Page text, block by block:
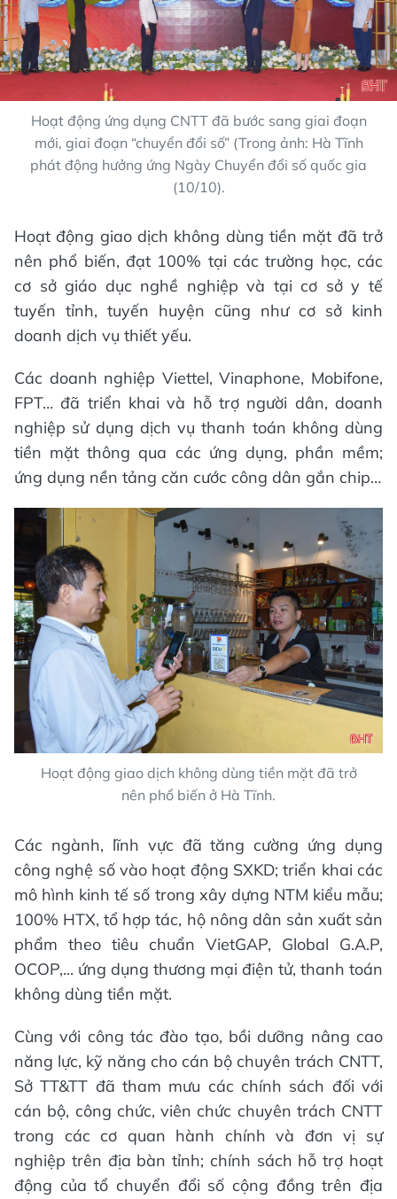
Hoạt động ứng dụng CNTT đã bước sang giai đoạn
mới, giai đoạn “chuyển đổi số” (Trong ảnh: Hà Tĩnh
phát động hưởng ứng Ngày Chuyển đổi số quốc gia
(10/10).
Hoạt động giao dịch không dùng tiền mặt đã trở
nên phổ biến, đạt 100% tại các trường học, các
cơ sở giáo dục nghề nghiệp và tại cơ sở y tế
tuyến tỉnh, tuyến huyện cũng như cơ sở kinh
doanh dịch vụ thiết yếu.
Các doanh nghiệp Viettel, Vinaphone, Mobifone,
FPT… đã triển khai và hỗ trợ người dân, doanh
nghiệp sử dụng dịch vụ thanh toán không dùng
tiền mặt thông qua các ứng dụng, phần mềm;
ứng dụng nền tảng căn cước công dân gắn chip…
Hoạt động giao dịch không dùng tiền mặt đã trở
nên phổ biến ở Hà Tĩnh.
Các ngành, lĩnh vực đã tăng cường ứng dụng
công nghệ số vào hoạt động SXKD; triển khai các
mô hình kinh tế số trong xây dựng NTM kiểu mẫu;
100% HTX, tổ hợp tác, hộ nông dân sản xuất sản
phẩm theo tiêu chuẩn VietGAP, Global G.A.P,
OCOP,... ứng dụng thương mại điện tử, thanh toán
không dùng tiền mặt.
Cùng với công tác đào tạo, bồi dưỡng nâng cao
năng lực, kỹ năng cho cán bộ chuyên trách CNTT,
Sở TT&TT đã tham mưu các chính sách đối với
cán bộ, công chức, viên chức chuyên trách CNTT
trong các cơ quan hành chính và đơn vị sự
nghiệp trên địa bàn tỉnh; chính sách hỗ trợ hoạt
động của tổ chuyển đổi số cộng đồng trên địa